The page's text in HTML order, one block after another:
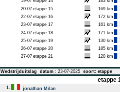
20-07 etappe 15
169 km
22-07 etappe 16
172 km
23-07 etappe 17
161 km
24-07 etappe 18
171 km
25-07 etappe 19
130 km
26-07 etappe 20
185 km
27-07 etappe 21 120 km
Wedstrijduitslag datum : 23-07-2025 soort: etappe
etappe
1.
jonathan Milan